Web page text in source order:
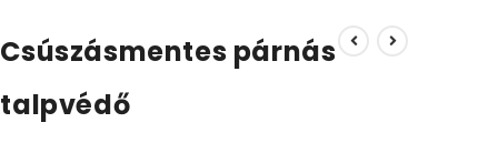
Csúszásmentes párnás
talpvédő